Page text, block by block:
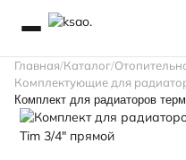
Главная Каталог
Комплектующие для
Комплект для радиаторов